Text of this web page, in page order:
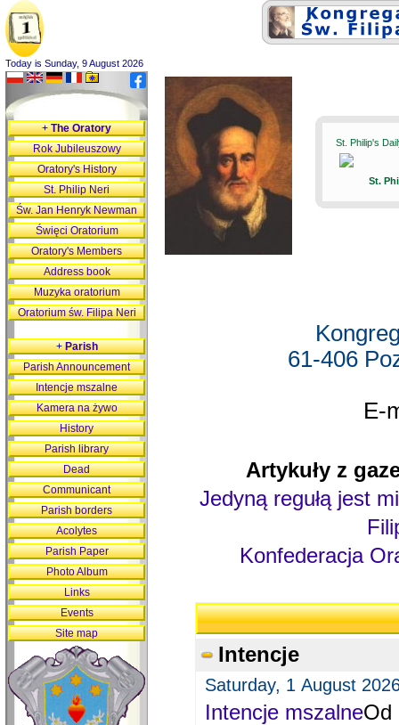
Today is Sunday, 9 August 2026
St. Philip's
St.
61-406
E-
Artykuły z
Jedyną regułą jest
Konfederacja
Intencje
Saturday, 1 August
Intencje mszalneOd
+The Oratory
Rok Jubileuszowy
Oratory's History
St. Philip Neri
Św. Jan Henryk Newman
Święci Oratorium
Oratory's Members
Address book
Muzyka oratorium
Oratorium św. Filipa Neri
+Parish
Parish Announcement
Intencje mszalne
Kamera na żywo
History
Parish library
Dead
Communicant
Parish borders
Acolytes
Parish Paper
Photo Album
Links
Events
Site map